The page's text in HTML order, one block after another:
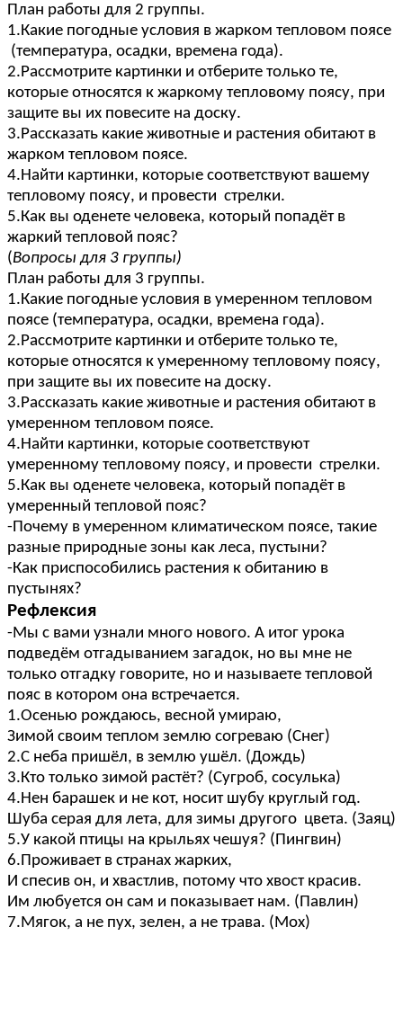
План работы для 2 группы.
1.Какие погодные условия в жарком тепловом поясе
(температура, осадки, времена года).
2.Рассмотрите картинки и отберите только те,
которые относятся к жаркому тепловому поясу, при
защите вы их повесите на доску.
3.Рассказать какие животные и растения обитают в
жарком тепловом поясе.
4.Найти картинки, которые соответствуют вашему
тепловому поясу, и провести стрелки.
5.Как вы оденете человека, который попадёт в
жаркий тепловой пояс?
(Вопросы для 3 группы)
План работы для 3 группы.
1.Какие погодные условия в умеренном тепловом
поясе (температура, осадки, времена года).
2.Рассмотрите картинки и отберите только те,
которые относятся к умеренному тепловому поясу,
при защите вы их повесите на доску.
3.Рассказать какие животные и растения обитают в
умеренном тепловом поясе.
4.Найти картинки, которые соответствуют
умеренному тепловому поясу, и провести стрелки.
5.Как вы оденете человека, который попадёт в
умеренный тепловой пояс?
-Почему в умеренном климатическом поясе, такие
разные природные зоны как леса, пустыни?
-Как приспособились растения к обитанию в
пустынях?
Рефлексия
-Мы с вами узнали много нового. А итог урока
подведём отгадыванием загадок, но вы мне не
только отгадку говорите, но и называете тепловой
пояс в котором она встречается.
1.Осенью рождаюсь, весной умираю,
Зимой своим теплом землю согреваю (Снег)
2.С неба пришёл, в землю ушёл. (Дождь)
3.Кто только зимой растёт? (Сугроб, сосулька)
4.Нен барашек и не кот, носит шубу круглый год.
Шуба серая для лета, для зимы другого цвета. (Заяц)
5.У какой птицы на крыльях чешуя? (Пингвин)
6.Проживает в странах жарких,
И спесив он, и хвастлив, потому что хвост красив.
Им любуется он сам и показывает нам. (Павлин)
7.Мягок, а не пух, зелен, а не трава. (Мох)